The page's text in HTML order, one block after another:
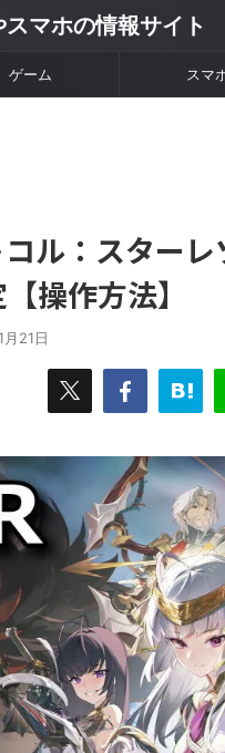
マホの情報サイト
ゲーム スマ
コル：スター
操作方法】
21日